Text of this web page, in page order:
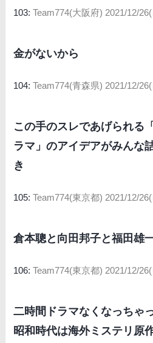
103:Team774(大阪府) 2021/12/
金がないから
104:Team774(青森県) 2021/12/
この手のスレであげられる
ラマ」のアイデアがみんな
き
105:Team774(東京都) 2021/12/
倉本聰と向田邦子と福田雄
106:Team774(東京都) 2021/12/
二時間ドラマなくなっちゃ
昭和時代は海外ミステリ原